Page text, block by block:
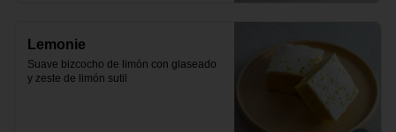
Lemonie
Suave bizcocho de limón con glaseado
y zeste de limón sutil